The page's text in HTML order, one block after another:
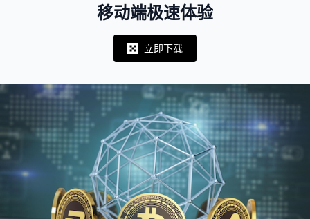
移动端极速体验
Notifications
立即下载